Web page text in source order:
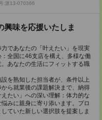
:派13-070366
興味を応援いたしま
であなたの「叶えたい」を現実
全国に46支店を構え、多様な働
あなたの生活にフィットする職
を熟知した担当者が、条件以上
ら就業後の課題解決まで、納得
たい」への深い理解：体力的な
みに親身に寄り添います。プロ
ていた新しい選択肢を提案しま